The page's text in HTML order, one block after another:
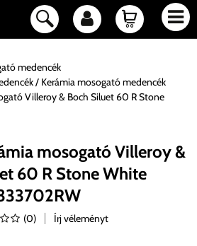
medencék
Kerámia mosogató medencék
Villeroy & Boch Siluet 60 R Stone
mosogató Villeroy &
60 R Stone White
(0) Írj véleményt